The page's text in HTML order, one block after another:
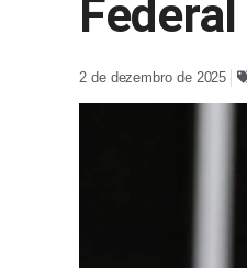
Federal
2 de dezembro de 2025